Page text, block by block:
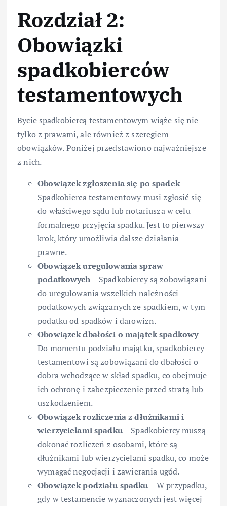
Rozdział 2:
Obowiązki
spadkobierców
testamentowych
Bycie spadkobiercą testamentowym wiąże się nie
tylko z prawami, ale również z szeregiem
obowiązków. Poniżej przedstawiono najważniejsze
z nich.
Obowiązek zgłoszenia się po spadek–
Spadkobierca testamentowy musi zgłosić się
do właściwego sądu lub notariusza w celu
formalnego przyjęcia spadku. Jest to pierwszy
krok, który umożliwia dalsze działania
prawne.
Obowiązek uregulowania spraw
podatkowych – Spadkobiercy są zobowiązani
do uregulowania wszelkich należności
podatkowych związanych ze spadkiem, w tym
podatku od spadków i darowizn.
Obowiązek dbałości o majątek spadkowy–
Do momentu podziału majątku, spadkobiercy
testamentowi są zobowiązani do dbałości o
dobra wchodzące w skład spadku, co obejmuje
ich ochronę i zabezpieczenie przed stratą lub
uszkodzeniem.
Obowiązek rozliczenia z dłużnikami i
wierzycielami spadku– Spadkobiercy muszą
dokonać rozliczeń z osobami, które są
dłużnikami lub wierzycielami spadku, co może
wymagać negocjacji i zawierania ugód.
Obowiązek podziału spadku – W przypadku,
gdy w testamencie wyznaczonych jest więcej